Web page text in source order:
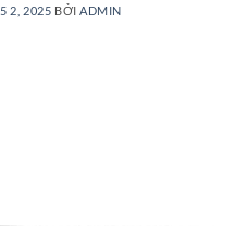
2, 2025 BỞI ADMIN